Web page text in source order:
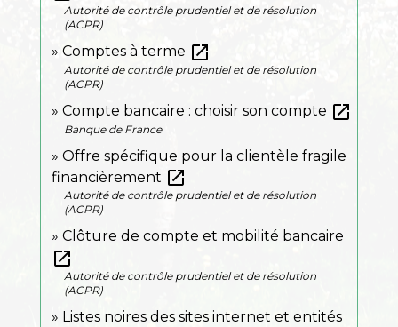
Autorité de contrôle prudentiel et de résolution
(ACPR)
Comptes à terme open_in_new
Autorité de contrôle prudentiel et de résolution
(ACPR)
Compte bancaire : choisir son compte open_in_new
Banque de France
Offre spécifique pour la clientèle fragile
financièrement open_in_new
Autorité de contrôle prudentiel et de résolution
(ACPR)
Clôture de compte et mobilité bancaire
open_in_new
Autorité de contrôle prudentiel et de résolution
(ACPR)
Listes noires des sites internet et entités